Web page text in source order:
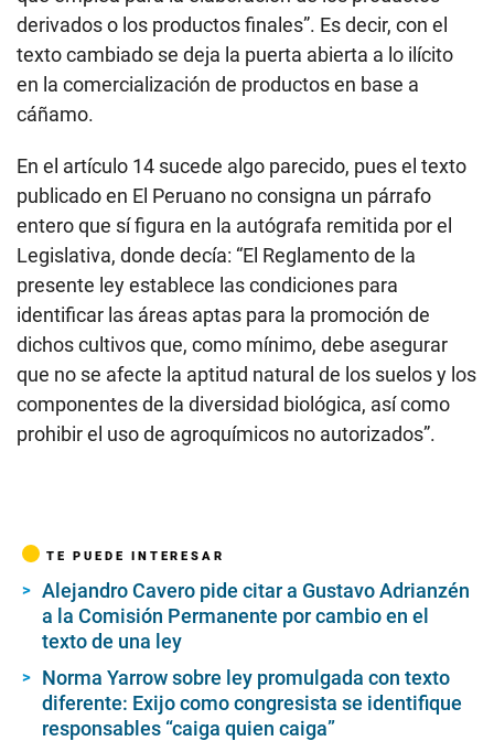
derivados o los productos finales”. Es decir, con el
texto cambiado se deja la puerta abierta a lo ilícito
en la comercialización de productos en base a
cáñamo.
En el artículo 14 sucede algo parecido, pues el texto
publicado en El Peruano no consigna un párrafo
entero que sí figura en la autógrafa remitida por el
Legislativa, donde decía: “El Reglamento de la
presente ley establece las condiciones para
identificar las áreas aptas para la promoción de
dichos cultivos que, como mínimo, debe asegurar
que no se afecte la aptitud natural de los suelos y los
componentes de la diversidad biológica, así como
prohibir el uso de agroquímicos no autorizados”.
TE PUEDE INTERESAR
Alejandro Cavero pide citar a Gustavo Adrianzén
a la Comisión Permanente por cambio en el
texto de una ley
Norma Yarrow sobre ley promulgada con texto
diferente: Exijo como congresista se identifique
responsables “caiga quien caiga”